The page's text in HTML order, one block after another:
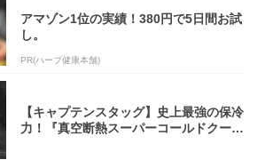
アマゾン1位の実績！380円で5日間お試
し。
PR(ハーブ健康本舗)
【キャプテンスタッグ】史上最強の保冷
力！『真空断熱スーパーコールドクーラ